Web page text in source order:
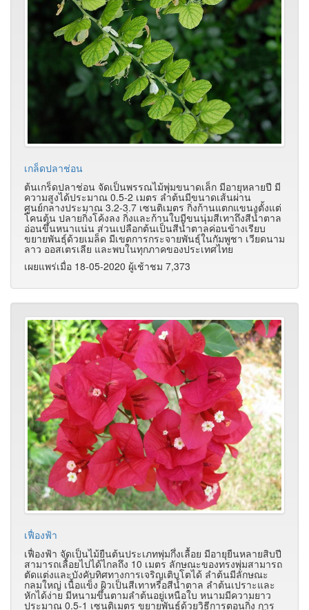
เกล็ดปลาช่อน
ต้นเกร็ดปลาช่อน จัดเป็นพรรณไม้พุ่มขนาดเล็ก มีอายุหลายปี มี
ความสูงได้ประมาณ 0.5-2 เมตร ลำต้นมีขนาดเส้นผ่าน
ศูนย์กลางประมาณ 3.2-3.7 เซนติเมตร กิ่งก้านแตกแขนงตั้งแต่
โคนต้น ปลายกิ่งโค้งลง กิ่งและก้านใบมีขนนุ่มสีเทาถึงสีน้ำตาล
อ่อนขึ้นหนาแน่น ส่วนเปลือกต้นเป็นสีน้ำตาลค่อนข้างเรียบ
ขยายพันธุ์ด้วยเมล็ด มีเขตการกระจายพันธุ์ในกัมพูชา เวียดนาม
ลาว ออสเตรเลีย และพบในทุกภาคของประเทศไทย
เผยแพร่เมื่อ 18-05-2020 ผู้เช้าชม 7,373
เฟื่องฟ้า
เฟื่องฟ้า จัดเป็นไม้ยืนต้นประเภทพุ่มกึ่งเลื้อย มีอายุยืนหลายสิบปี
สามารถเลื้อยไปได้ไกลถึง 10 เมตร ลักษณะของทรงพุ่มสามารถ
ตัดแต่งและบังคับทิศทางการเจริญเติบโตได้ ลำต้นมีลักษณะ
กลมใหญ่ เนื้อแข็ง ผิวเป็นสีเทาหรือสีน้ำตาล ลำต้นเปราะและ
หักได้ง่าย มีหนามขึ้นตามลำต้นอยู่เหนือใบ หนามมีความยาว
ประมาณ 0.5-1 เซนติเมตร ขยายพันธุ์ด้วยวิธีการตอนกิ่ง การ